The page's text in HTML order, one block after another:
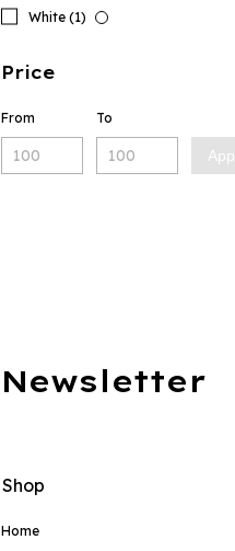
White (1)
Price
From To
Newsletter
Shop
Home